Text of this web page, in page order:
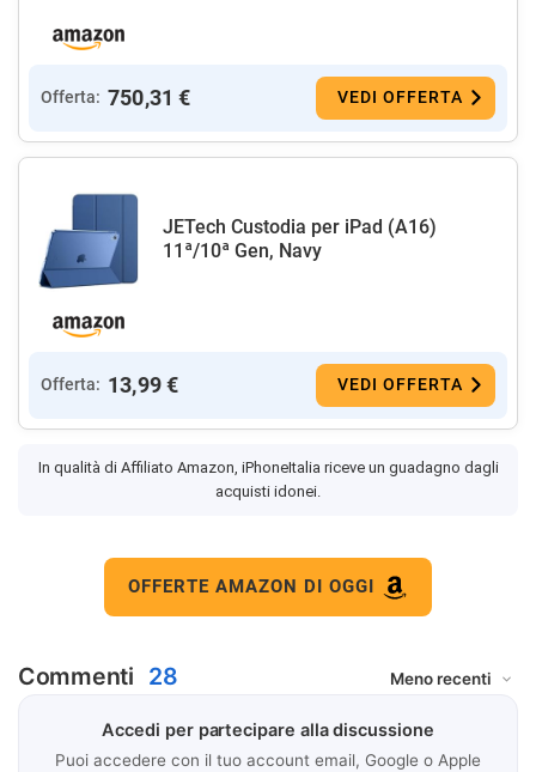
Offerta: 750,31 € VEDI OFFERTA
JETech Custodia per iPad (A16)
11ª/10ª Gen, Navy
Offerta: 13,99 € VEDI OFFERTA
In qualità di Affiliato Amazon, iPhoneItalia riceve un guadagno dagli
acquisti idonei.
OFFERTE AMAZON DI OGGI
Commenti 28
Accedi per partecipare alla discussione
Puoi accedere con il tuo account email, Google o Apple